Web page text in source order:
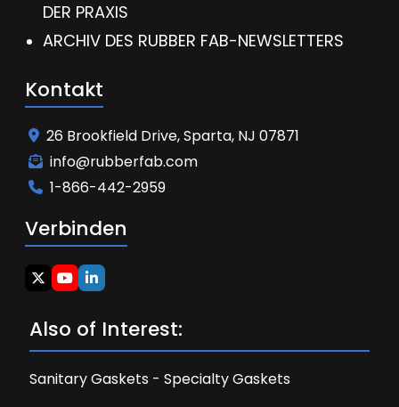
DER PRAXIS
ARCHIV DES RUBBER FAB-NEWSLETTERS
Kontakt
26 Brookfield Drive, Sparta, NJ 07871
info@rubberfab.com
1-866-442-2959
Verbinden
Also of Interest:
Sanitary Gaskets - Specialty Gaskets